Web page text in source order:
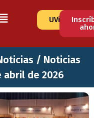
UVirtual
/ Noticias
abril de 2026